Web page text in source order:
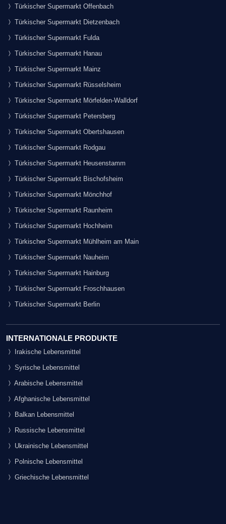
Türkischer Supermarkt Offenbach
Türkischer Supermarkt Dietzenbach
Türkischer Supermarkt Fulda
Türkischer Supermarkt Hanau
Türkischer Supermarkt Mainz
Türkischer Supermarkt Rüsselsheim
Türkischer Supermarkt Mörfelden-Walldorf
Türkischer Supermarkt Petersberg
Türkischer Supermarkt Obertshausen
Türkischer Supermarkt Rodgau
Türkischer Supermarkt Heusenstamm
Türkischer Supermarkt Bischofsheim
Türkischer Supermarkt Mönchhof
Türkischer Supermarkt Raunheim
Türkischer Supermarkt Hochheim
Türkischer Supermarkt Mühlheim am Main
Türkischer Supermarkt Nauheim
Türkischer Supermarkt Hainburg
Türkischer Supermarkt Froschhausen
Türkischer Supermarkt Berlin
INTERNATIONALE PRODUKTE
Irakische Lebensmittel
Syrische Lebensmittel
Arabische Lebensmittel
Afghanische Lebensmittel
Balkan Lebensmittel
Russische Lebensmittel
Ukrainische Lebensmittel
Polnische Lebensmittel
Griechische Lebensmittel